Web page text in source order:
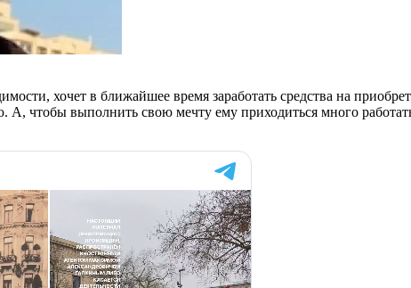
хочет в ближайшее время заработать средства на
чтобы выполнить свою мечту ему приходиться много